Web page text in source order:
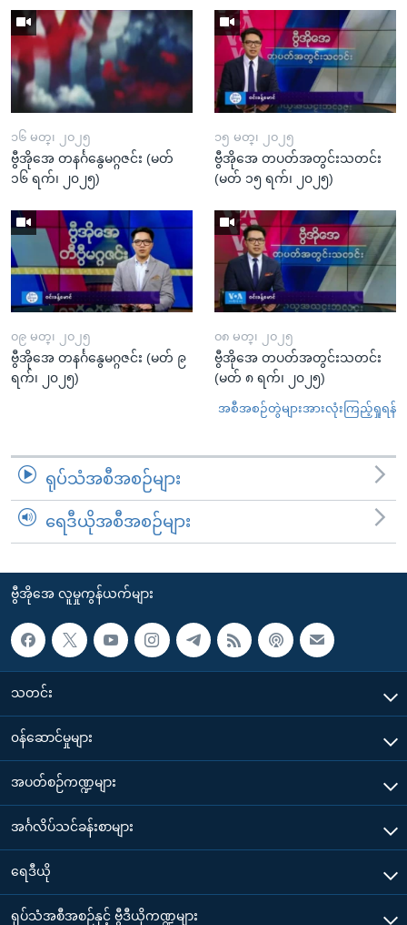
၁၆ မတ္၊ ၂၀၂၅
ဗွီအိုအေ တနင်္ဂနွေမဂ္ဂဇင်း (မတ်
၁၆ ရက်၊ ၂၀၂၅)
၁၅ မတ္၊ ၂၀၂၅
ဗွီအိုအေ တပတ်အတွင်းသတင်း
(မတ် ၁၅ ရက်၊ ၂၀၂၅)
၀၉ မတ္၊ ၂၀၂၅
ဗွီအိုအေ တနင်္ဂနွေမဂ္ဂဇင်း (မတ် ၉
ရက်၊ ၂၀၂၅)
၀၈ မတ္၊ ၂၀၂၅
ဗွီအိုအေ တပတ်အတွင်းသတင်း
(မတ် ၈ ရက်၊ ၂၀၂၅)
အစီအစဉ်တွဲများအားလုံးကြည့်ရှုရန်
ရုပ်သံအစီအစဉ်များ
ရေဒီယိုအစီအစဉ်များ
ဗွီအိုအေ လူမှုကွန်ယက်များ
သတင်း
၀န်ဆောင်မှုများ
အပတ်စဉ်ကဏ္ဍများ
အင်္ဂလိပ်သင်ခန်းစာများ
ရေဒီယို
ရုပ်သံအစီအစဉ်နှင့် ဗွီဒီယိုကဏ္ဍများ